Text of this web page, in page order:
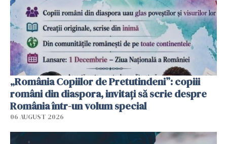
„România Copiilor de Pretutindeni”: copiii
români din diaspora, invitați să scrie despre
România într-un volum special
06 AUGUST 2026